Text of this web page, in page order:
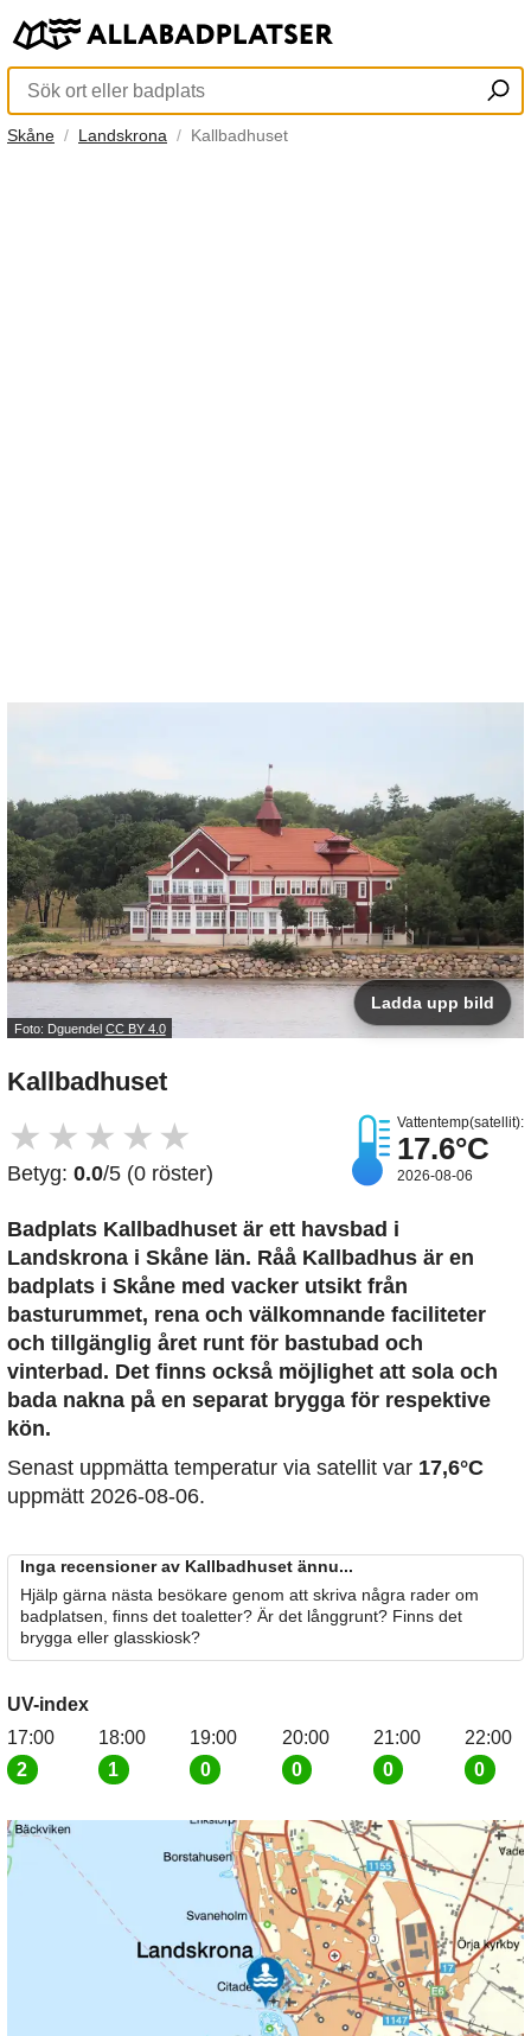
Skåne Landskrona Kallbadhuset
Foto: Dguendel CC BY 4.0
Ladda upp bild
Kallbadhuset
★ ★ ★ ★ ★
Betyg: 0.0/5 (0 röster)
Vattentemp(satellit):
17.6°C
2026-08-06
Badplats Kallbadhuset är ett havsbad i
Landskrona i Skåne län. Råå Kallbadhus är en
badplats i Skåne med vacker utsikt från
basturummet, rena och välkomnande faciliteter
och tillgänglig året runt för bastubad och
vinterbad. Det finns också möjlighet att sola och
bada nakna på en separat brygga för respektive
kön.
Senast uppmätta temperatur via satellit var 17,6°C
uppmätt 2026-08-06.
Inga recensioner av Kallbadhuset ännu...
Hjälp gärna nästa besökare genom att skriva några rader om
badplatsen, finns det toaletter? Är det långgrunt? Finns det
brygga eller glasskiosk?
UV-index
17:00
2
18:00
1
19:00
0
20:00
0
21:00
0
22:00
0